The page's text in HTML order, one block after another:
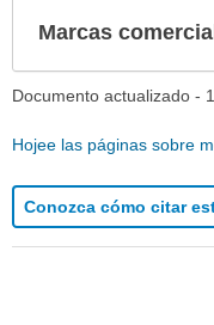
Marcas
Documento actualizado -
Hojee las páginas sobre
Conozca cómo citar